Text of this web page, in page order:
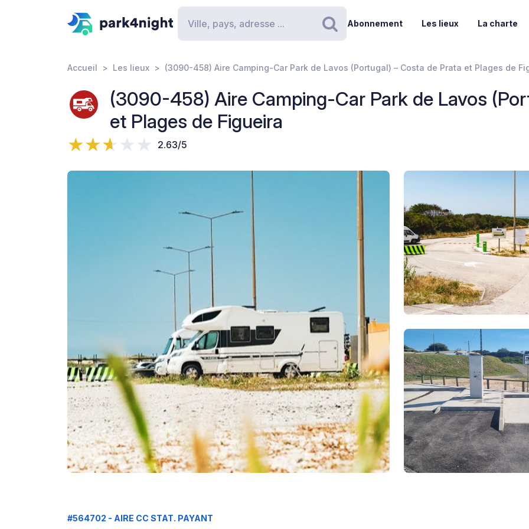
Rechercher
Abonnement Les lieux La charte
Accueil Les lieux (3090-458) Aire Camping-Car Park de Lavos (Portugal) – Costa de Prata et Plages de
(3090-458) Aire Camping-Car Park de Lavos
et Plages de Figueira
2.63/5
#564702 - AIRE CC STAT. PAYANT